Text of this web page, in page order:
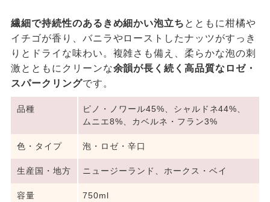
繊細で持続性のあるきめ細かい泡立ち とともに柑橘や
イチゴが香り、バニラやローストしたナッツがすっき
りとドライな味わい。複雑さも備え、柔らかな泡の刺
激とともにクリーンな余韻が長く続く高品質なロゼ・
スパークリングです。
品種
ピノ・ノワール45%、シャルドネ44%、
ムニエ8%、カベルネ・フラン3%
色・タイプ 泡・ロゼ・辛口
生産国・地方 ニュージーランド、ホークス・ベイ
容量 750ml